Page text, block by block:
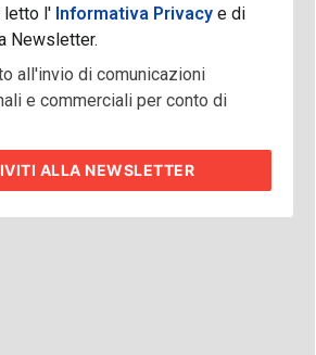
letto l'Informativa Privacy e di
Newsletter.
all'invio di comunicazioni
e commerciali per conto di
ALLA NEWSLETTER